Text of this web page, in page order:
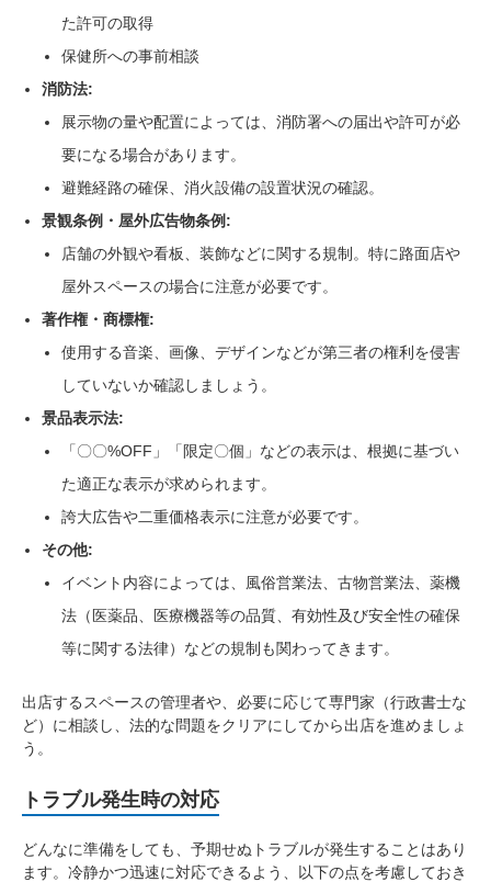
た許可の取得
保健所への事前相談
消防法:
展示物の量や配置によっては、消防署への届出や許可が必
要になる場合があります。
避難経路の確保、消火設備の設置状況の確認。
景観条例・屋外広告物条例:
店舗の外観や看板、装飾などに関する規制。特に路面店や
屋外スペースの場合に注意が必要です。
著作権・商標権:
使用する音楽、画像、デザインなどが第三者の権利を侵害
していないか確認しましょう。
景品表示法:
「〇〇%OFF」「限定〇個」などの表示は、根拠に基づい
た適正な表示が求められます。
誇大広告や二重価格表示に注意が必要です。
その他:
イベント内容によっては、風俗営業法、古物営業法、薬機
法（医薬品、医療機器等の品質、有効性及び安全性の確保
等に関する法律）などの規制も関わってきます。
出店するスペースの管理者や、必要に応じて専門家（行政書士な
ど）に相談し、法的な問題をクリアにしてから出店を進めましょ
う。
トラブル発生時の対応
どんなに準備をしても、予期せぬトラブルが発生することはあり
ます。冷静かつ迅速に対応できるよう、以下の点を考慮しておき